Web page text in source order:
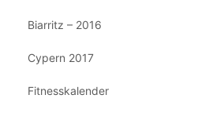
Biarritz – 2016
Cypern 2017
Fitnesskalender